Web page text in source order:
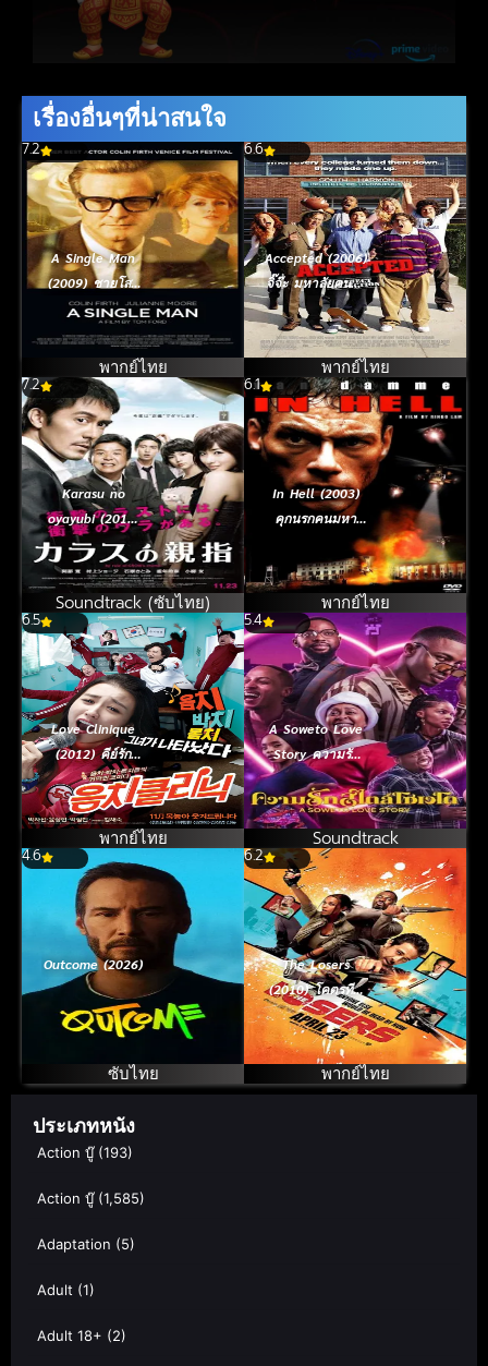
เรื่องอื่นๆที่น่าสนใจ
7.2
A Single Man
(2009) ชายโสด
หัวใจไม่ลืมนาย
[ซับไทย]
พากย์ไทย
6.6
Accepted (2006)
จิ๊จ๊ะ มหาลัยคนรัก
แห้ว
พากย์ไทย
7.2
Karasu no
oyayubi (2012)
นิ้วโป้งอีกา [ซับ
ไทย]
Soundtrack (ซับไทย)
6.1
In Hell (2003)
คุกนรกคนมหา
พากย์ไทย
6.5
Love Clinique
(2012) คีย์รัก
บำบัดเลิฟ
พากย์ไทย
5.4
A Soweto Love
Story ความรัก
สไตล์โซเวโต
(2024)
Soundtrack
4.6
Outcome (2026)
ซับไทย
6.2
The Losers
(2010) โคตรทีม
แพ้ไม่เป็น
พากย์ไทย
ประเภทหนัง
Action บู๊(193)
Action บู๊(1,585)
Adaptation (5)
Adult (1)
Adult 18+ (2)